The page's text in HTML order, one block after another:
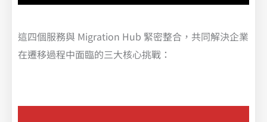
這四個服務與 Migration Hub 緊密整合，共同解決企業
在遷移過程中面臨的三大核心挑戰：